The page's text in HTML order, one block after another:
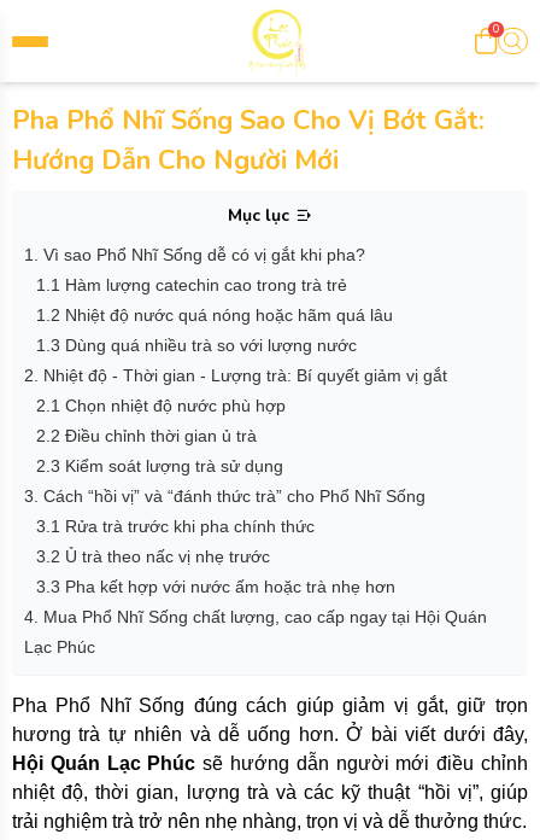
0
Pha Phổ Nhĩ Sống Sao Cho Vị Bớt Gắt:
Hướng Dẫn Cho Người Mới
Mục lục
1. Vì sao Phổ Nhĩ Sống dễ có vị gắt khi pha?
1.1 Hàm lượng catechin cao trong trà trẻ
1.2 Nhiệt độ nước quá nóng hoặc hãm quá lâu
1.3 Dùng quá nhiều trà so với lượng nước
2. Nhiệt độ - Thời gian - Lượng trà: Bí quyết giảm vị gắt
2.1 Chọn nhiệt độ nước phù hợp
2.2 Điều chỉnh thời gian ủ trà
2.3 Kiểm soát lượng trà sử dụng
3. Cách “hồi vị” và “đánh thức trà” cho Phổ Nhĩ Sống
3.1 Rửa trà trước khi pha chính thức
3.2 Ủ trà theo nấc vị nhẹ trước
3.3 Pha kết hợp với nước ấm hoặc trà nhẹ hơn
4. Mua Phổ Nhĩ Sống chất lượng, cao cấp ngay tại Hội Quán
Lạc Phúc
Pha Phổ Nhĩ Sống đúng cách giúp giảm vị gắt, giữ trọn
hương trà tự nhiên và dễ uống hơn. Ở bài viết dưới đây,
Hội Quán Lạc Phúcsẽ hướng dẫn người mới điều chỉnh
nhiệt độ, thời gian, lượng trà và các kỹ thuật “hồi vị”, giúp
trải nghiệm trà trở nên nhẹ nhàng, trọn vị và dễ thưởng thức.